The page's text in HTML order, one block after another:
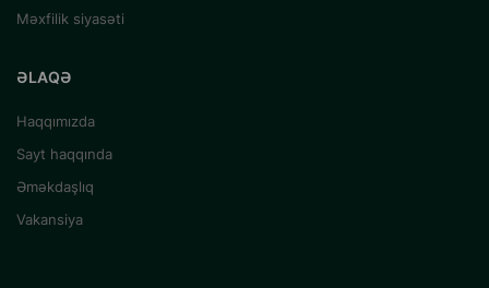
Məxfilik siyasəti
ƏLAQƏ
Haqqımızda
Sayt haqqında
Əməkdaşlıq
Vakansiya